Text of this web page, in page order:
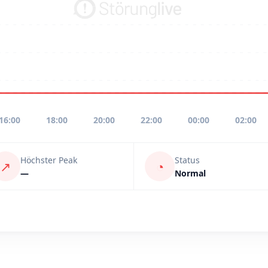
18:00 20:00 22:00 00:00 02:00
↗
Höchster Peak
—
◔
Status
Normal